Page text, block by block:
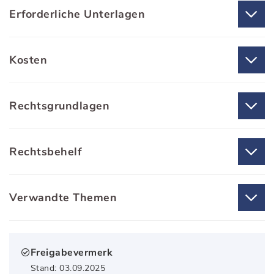
Erforderliche Unterlagen
Kosten
Rechtsgrundlagen
Rechtsbehelf
Verwandte Themen
Freigabevermerk
Stand: 03.09.2025